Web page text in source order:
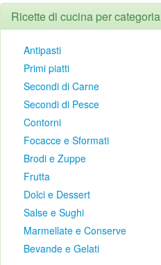
Ricette di cucina per categoria
Antipasti
Primi piatti
Secondi di Carne
Secondi di Pesce
Contorni
Focacce e Sformati
Brodi e Zuppe
Frutta
Dolci e Dessert
Salse e Sughi
Marmellate e Conserve
Bevande e Gelati